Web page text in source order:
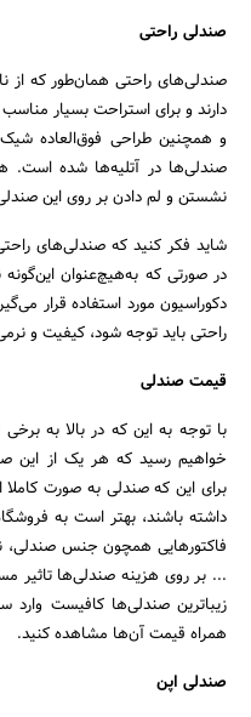
صندلی راحتی
صندلی‌های راحتی همان‌طور که
دارند و برای استراحت بسیار
و همچنین طراحی فوق‌العاده شیک
صندلی‌ها در آتلیه‌ها شده است.
نشستن و لم دادن بر روی این
شاید فکر کنید که صندلی‌های
در صورتی که به‌هیچ‌عنوان
دکوراسیون مورد استفاده قرار
راحتی باید توجه شود، کیفیت و
قیمت صندلی
با توجه به این که در بالا به
خواهیم رسید که هر یک از این
برای این که صندلی به صورت
داشته باشند، بهتر است به
فاکتورهایی همچون جنس صندلی،
... بر روی هزینه صندلی‌ها تاثیر
زیباترین صندلی‌ها کافیست
همراه قیمت آن‌ها مشاهده کنید.
صندلی اپن